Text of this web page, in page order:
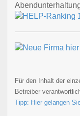
Für den Inhalt der
Betreiber
Tipp: Hier gelangen